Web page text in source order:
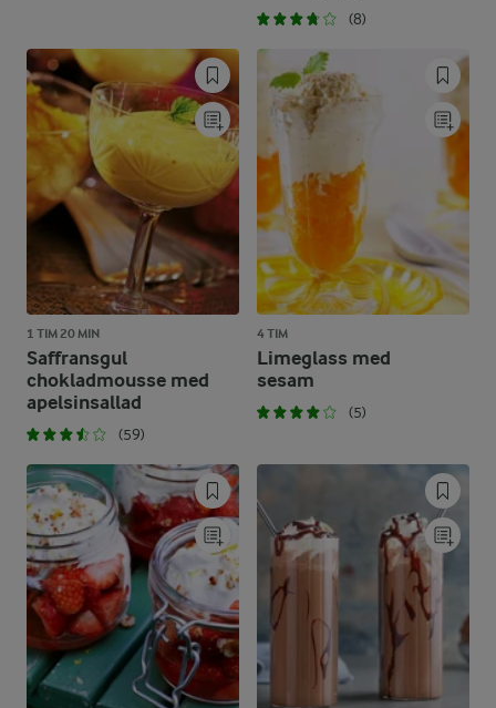
(8)
1 TIM 20 MIN
Saffransgul
chokladmousse med
apelsinsallad
(59)
4 TIM
Limeglass med
sesam
(5)